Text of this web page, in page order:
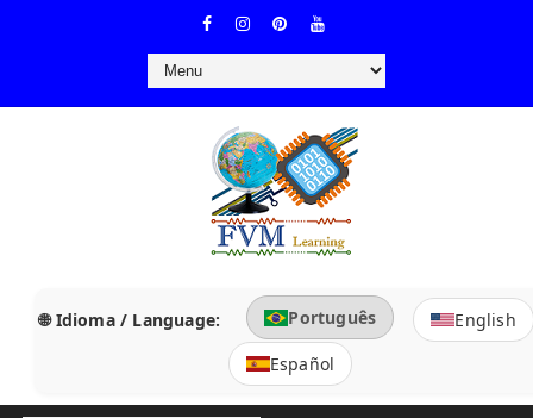
🌐 Idioma / Language: Português
English
Español